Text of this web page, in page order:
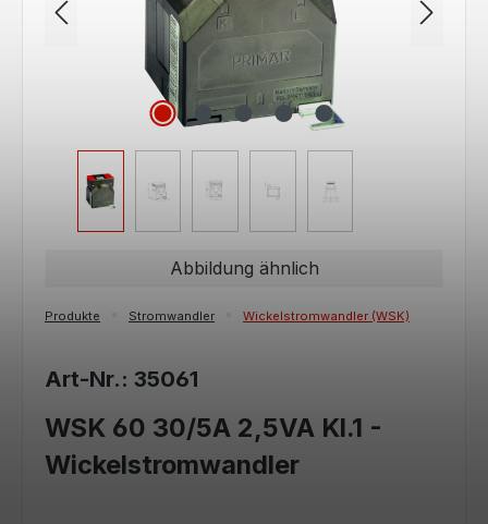
Abbildung ähnlich
Produkte Stromwandler Wickelstromwandler (WSK)
Art-Nr.: 35061
WSK 60 30/5A 2,5VA Kl.1 -
Wickelstromwandler